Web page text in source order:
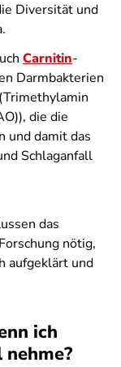
Diversität und
Carnitin-
Darmbakterien
die die
und damit das
Schlaganfall
das
nötig,
aufgeklärt und
ich